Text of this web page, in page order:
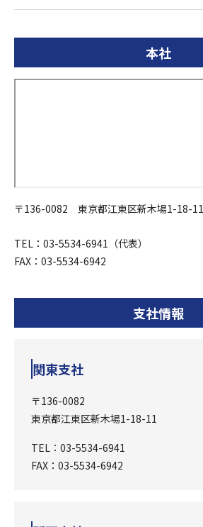
本社
〒136-0082 東京都江東区新木場1-18-11
TEL：03-5534-6941（代表）
FAX：03-5534-6942
支社情報
関東支社
〒136-0082
東京都江東区新木場1-18-11
TEL：03-5534-6941
FAX：03-5534-6942